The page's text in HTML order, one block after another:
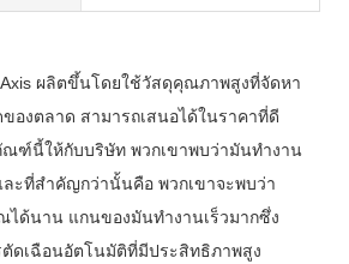
Axis ผลิตขึ้นโดยใช้วัสดุคุณภาพสูงที่จัดหา
องตลาด สามารถเสนอได้ในราคาที่ดี
ณฑ์นี้ให้กับบริษัท พวกเขาพบว่ามันทำงาน
ะที่สำคัญกว่านั้นคือ พวกเขาจะพบว่า
ด้นาน แกนของมันทำงานเร็วมากซึ่ง
ดเฉือนอัตโนมัติที่มีประสิทธิภาพสูง